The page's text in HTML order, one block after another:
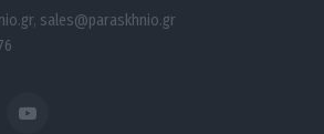
, sales@paraskhnio.gr
YouTube